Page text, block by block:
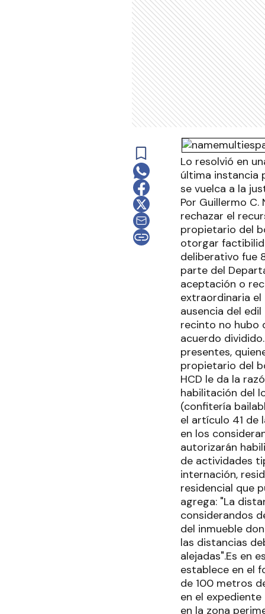
Lo resolvió en
última instancia
se vuelca a la
Por Guillermo
rechazar el
propietario del
otorgar
deliberativo fue
parte del
aceptación o
extraordinaria
ausencia del
recinto no hubo
acuerdo
presentes,
propietario del
HCD le da la
habilitación del
(confitería
el artículo 41 de
en los
autorizarán
de actividades
internación,
residencial que
agrega: "La
considerandos
del inmueble
las distancias
alejadas".Es en
establece en el
de 100 metros
en el
en la zona